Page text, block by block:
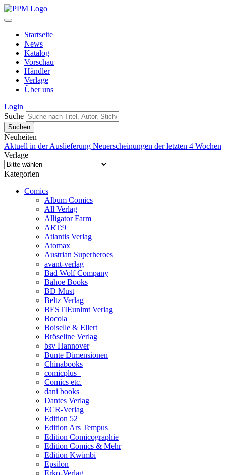
Startseite
News
Katalog
Vorschau
Händler
Verlage
Über uns
Login
Suche
Neuheiten
Aktuell in der Auslieferung Neuerscheinungen der letzten 4 Wochen
Verlage
Kategorien
Comics
Album Comics
All Verlag
Alligator Farm
ART:9
Atlantis Verlag
Atomax
Austrian Superheroes
avant-verlag
Bad Wolf Company
Bahoe Books
BD Must
Beltz Verlag
BESTIEunlmt Verlag
Bocola
Boiselle & Ellert
Bröseline Verlag
bsv Hannover
Bunte Dimensionen
Chinabooks
comicplus+
Comics etc.
dani books
Dantes Verlag
ECR-Verlag
Edition 52
Edition Ars Tempus
Edition Comicographie
Edition Comics & Mehr
Edition Kwimbi
Epsilon
Erko-Verlag